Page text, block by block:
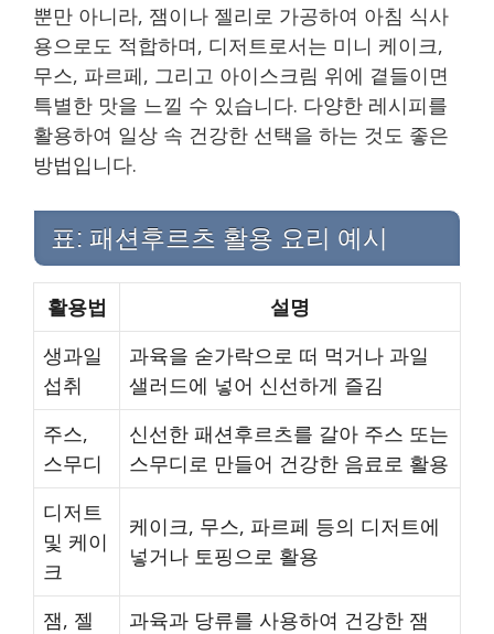
뿐만 아니라, 잼이나 젤리로 가공하여 아침 식사
용으로도 적합하며, 디저트로서는 미니 케이크,
무스, 파르페, 그리고 아이스크림 위에 곁들이면
특별한 맛을 느낄 수 있습니다. 다양한 레시피를
활용하여 일상 속 건강한 선택을 하는 것도 좋은
방법입니다.
표: 패션후르츠 활용 요리 예시
활용법
설명
생과일
섭취
과육을 숟가락으로 떠 먹거나 과일
샐러드에 넣어 신선하게 즐김
주스,
스무디
신선한 패션후르츠를 갈아 주스 또는
스무디로 만들어 건강한 음료로 활용
디저트
및 케이
크
케이크, 무스, 파르페 등의 디저트에
넣거나 토핑으로 활용
잼, 젤
과육과 당류를 사용하여 건강한 잼